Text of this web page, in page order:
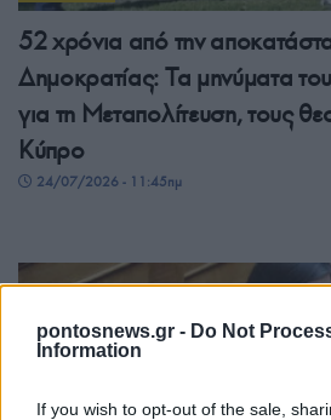
pontosnews.gr - Do Not
Information
If you wish to opt-out of the sale,
52 χρόνια από την
Δημοκρατίας: Τα μηνύματα
για τη Μεταπολίτευση, τους
Κύπρο
24/07/2026 - 11:45πμ